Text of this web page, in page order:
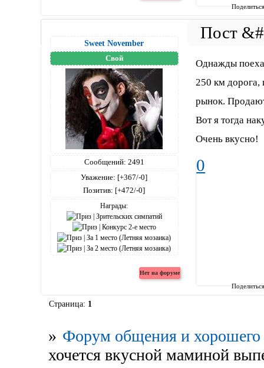
Sweet November
Свой
Сообщений: 2491
Уважение: [+367/-0]
Позитив: [+472/-0]
Награды:
Однажды
250 км дорога,
рынок.
Вот я тогда
Очень вкусно!
0
Страница: 1
» Форум общения и хорошего
хочется вкусной маминой